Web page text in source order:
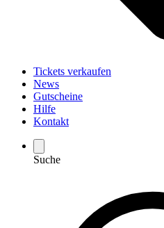
Tickets verkaufen
News
Gutscheine
Hilfe
Kontakt
Suche